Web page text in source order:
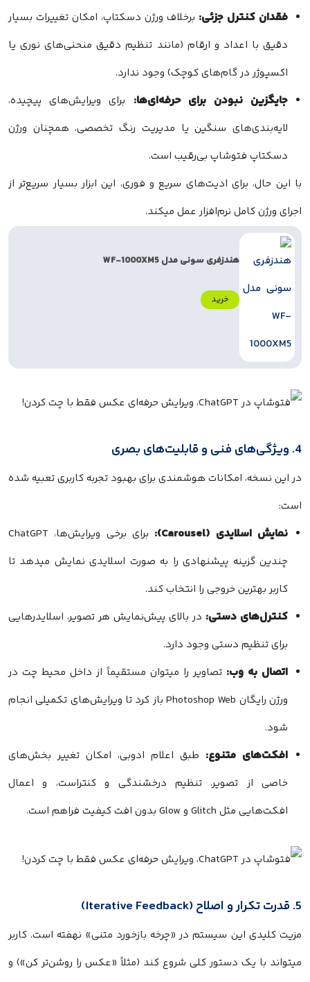
فقدان کنترل جزئی: برخلاف ورژن دسکتاپ، امکان تغییرات بسیار
دقیق با اعداد و ارقام (مانند تنظیم دقیق منحنی‌های نوری یا
اکسپوژر در گام‌های کوچک) وجود ندارد.
جایگزین نبودن برای حرفه‌ای‌ها:
برای ویرایش‌های پیچیده،
لایه‌بندی‌های سنگین یا مدیریت رنگ تخصصی، همچنان ورژن
دسکتاپ فتوشاپ بی‌رقیب است.
با این حال، برای ادیت‌های سریع و فوری، این ابزار بسیار سریع‌تر از
اجرای ورژن کامل نرم‌افزار عمل میکند.
هندزفری سونی مدل WF-1000XM5
خرید
4. ویژگی‌های فنی و قابلیت‌های بصری
در این نسخه، امکانات هوشمندی برای بهبود تجربه کاربری تعبیه شده
است:
نمایش اسلایدی (Carousel):
برای برخی ویرایش‌ها، ChatGPT
چندین گزینه پیشنهادی را به صورت اسلایدی نمایش میدهد تا
کاربر بهترین خروجی را انتخاب کند.
کنترل‌های دستی: در بالای پیش‌نمایش هر تصویر، اسلایدرهایی
برای تنظیم دستی وجود دارد.
اتصال به وب: تصاویر را میتوان مستقیماً از داخل محیط چت در
ورژن رایگان Photoshop Web باز کرد تا ویرایش‌های تکمیلی انجام
شود.
افکت‌های متنوع: طبق اعلام ادوبی، امکان تغییر بخش‌های
خاصی از تصویر، تنظیم درخشندگی و کنتراست، و اعمال
افکت‌هایی مثل Glitch و Glow بدون افت کیفیت فراهم است.
5. قدرت تکرار و اصلاح (Iterative Feedback)
مزیت کلیدی این سیستم در «چرخه بازخورد متنی» نهفته است. کاربر
میتواند با یک دستور کلی شروع کند (مثلاً «عکس را روشن‌تر کن») و